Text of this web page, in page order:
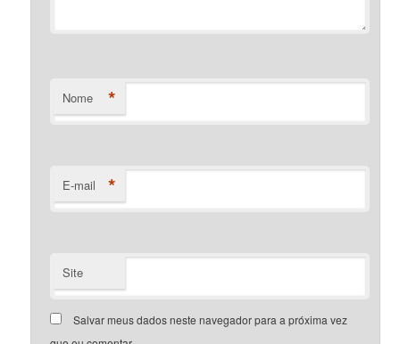
Nome *
E-mail *
Site
Salvar meus dados neste navegador para a próxima vez